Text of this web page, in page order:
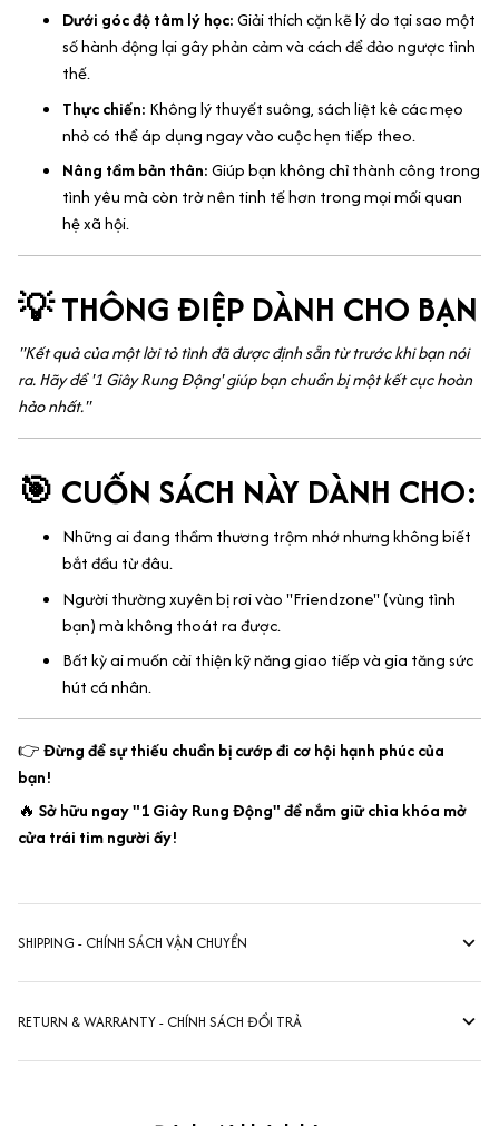
Dưới góc độ tâm lý học:Giải thích cặn kẽ lý do tại sao một
số hành động lại gây phản cảm và cách để đảo ngược tình
thế.
Thực chiến: Không lý thuyết suông, sách liệt kê các mẹo
nhỏ có thể áp dụng ngay vào cuộc hẹn tiếp theo.
Nâng tầm bản thân:Giúp bạn không chỉ thành công trong
tình yêu mà còn trở nên tinh tế hơn trong mọi mối quan
hệ xã hội.
💡 THÔNG ĐIỆP DÀNH CHO BẠN
"Kết quả của một lời tỏ tình đã được định sẵn từ trước khi bạn nói
ra. Hãy để '1 Giây Rung Động' giúp bạn chuẩn bị một kết cục hoàn
hảo nhất."
🎯 CUỐN SÁCH NÀY DÀNH CHO:
Những ai đang thầm thương trộm nhớ nhưng không biết
bắt đầu từ đâu.
Người thường xuyên bị rơi vào "Friendzone" (vùng tình
bạn) mà không thoát ra được.
Bất kỳ ai muốn cải thiện kỹ năng giao tiếp và gia tăng sức
hút cá nhân.
👉Đừng để sự thiếu chuẩn bị cướp đi cơ hội hạnh phúc của
bạn!
🔥 Sở hữu ngay "1 Giây Rung Động" để nắm giữ chìa khóa mở
cửa trái tim người ấy!
SHIPPING - CHÍNH SÁCH VẬN CHUYỂN
RETURN & WARRANTY - CHÍNH SÁCH ĐỔI TRẢ